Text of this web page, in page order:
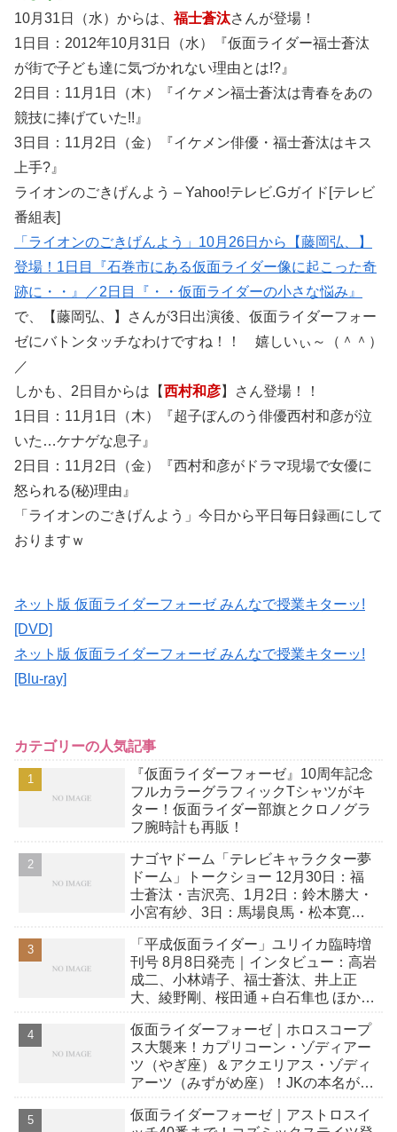
10月31日（水）からは、福士蒼汰さんが登場！
1日目：2012年10月31日（水）『仮面ライダー福士蒼汰
が街で子ども達に気づかれない理由とは!?』
2日目：11月1日（木）『イケメン福士蒼汰は青春をあの
競技に捧げていた!!』
3日目：11月2日（金）『イケメン俳優・福士蒼汰はキス
上手?』
ライオンのごきげんよう – Yahoo!テレビ.Gガイド[テレビ
番組表]
「ライオンのごきげんよう」10月26日から【藤岡弘、】
登場！1日目『石巻市にある仮面ライダー像に起こった奇
跡に・・』／2日目『・・仮面ライダーの小さな悩み』
で、【藤岡弘、】さんが3日出演後、仮面ライダーフォー
ゼにバトンタッチなわけですね！！ 嬉しいぃ～（＾＾）
／
しかも、2日目からは【西村和彦】さん登場！！
1日目：11月1日（木）『超子ぼんのう俳優西村和彦が泣
いた…ケナゲな息子』
2日目：11月2日（金）『西村和彦がドラマ現場で女優に
怒られる(秘)理由』
「ライオンのごきげんよう」今日から平日毎日録画にして
おりますｗ
ネット版 仮面ライダーフォーゼ みんなで授業キターッ!
[DVD]
ネット版 仮面ライダーフォーゼ みんなで授業キターッ!
[Blu-ray]